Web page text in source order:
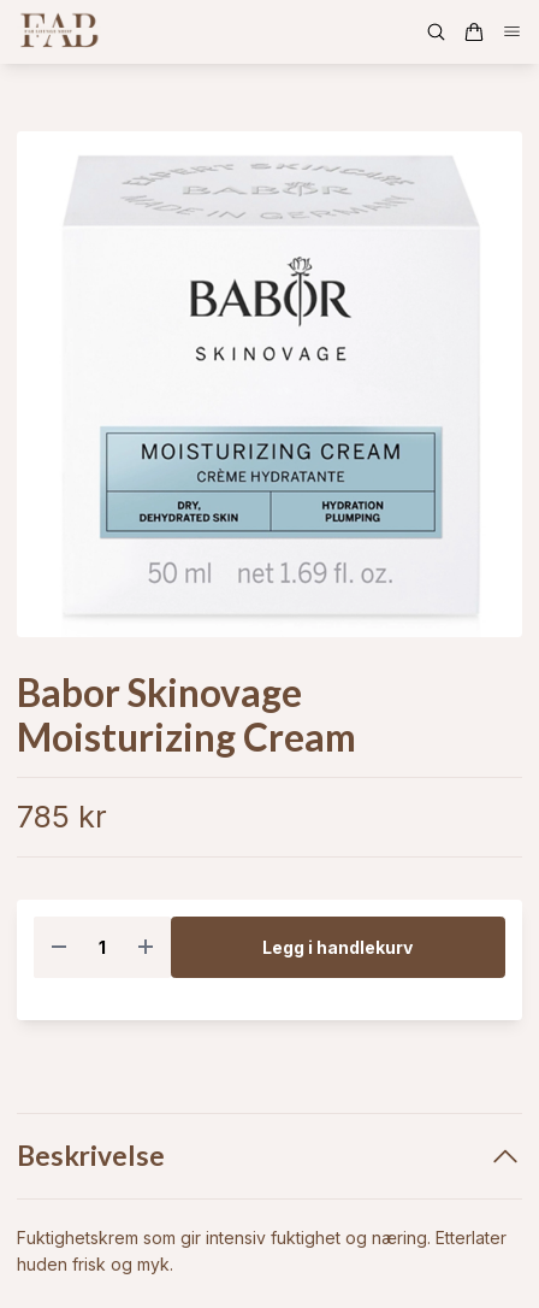
Babor Skinovage
Moisturizing Cream
785 kr
Legg i handlekurv
Beskrivelse
Fuktighetskrem som gir intensiv fuktighet og næring. Etterlater
huden frisk og myk.